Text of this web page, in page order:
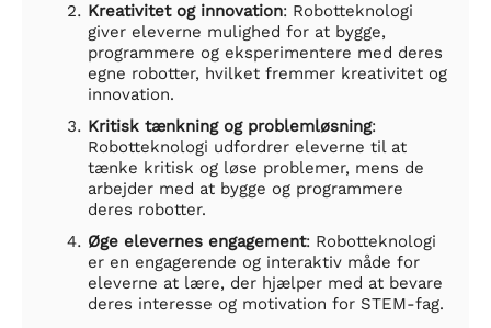
Kreativitet og innovation: Robotteknologi
giver eleverne mulighed for at bygge,
programmere og eksperimentere med deres
egne robotter, hvilket fremmer kreativitet og
innovation.
Kritisk tænkning og problemløsning:
Robotteknologi udfordrer eleverne til at
tænke kritisk og løse problemer, mens de
arbejder med at bygge og programmere
deres robotter.
Øge elevernes engagement: Robotteknologi
er en engagerende og interaktiv måde for
eleverne at lære, der hjælper med at bevare
deres interesse og motivation for STEM-fag.